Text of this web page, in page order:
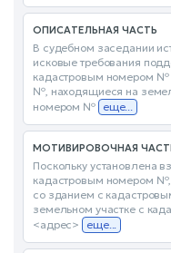
ОПИСАТЕЛЬНАЯ ЧАСТЬ
В судебном заседании
исковые требования
кадастровым номером №
№, находящиеся на
номером № еще...
МОТИВИРОВОЧНАЯ
Поскольку установлена
кадастровым номером №,
со зданием с
земельном участке с
<адрес> еще...